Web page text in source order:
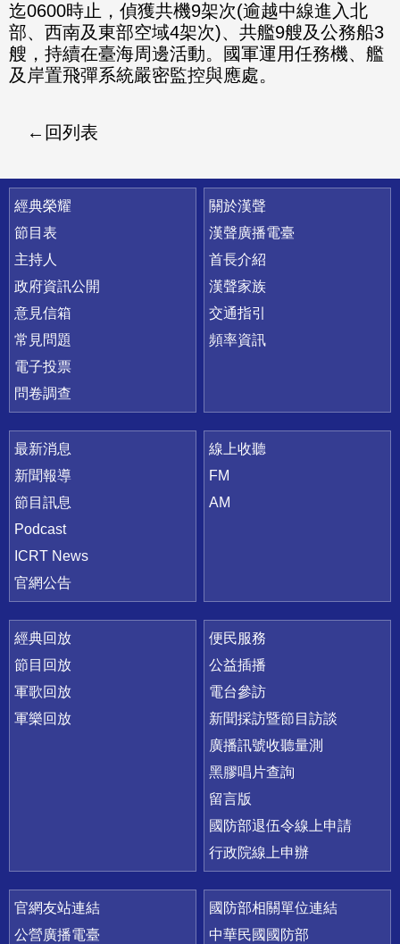
迄0600時止，偵獲共機9架次(逾越中線進入北
部、西南及東部空域4架次)、共艦9艘及公務船3
艘，持續在臺海周邊活動。國軍運用任務機、艦
及岸置飛彈系統嚴密監控與應處。
回列表
快速連結
經典榮耀
節目表
主持人
政府資訊公開
意見信箱
常見問題
電子投票
問卷調查
關於漢聲
漢聲廣播電臺
首長介紹
漢聲家族
交通指引
頻率資訊
最新消息
新聞報導
節目訊息
Podcast
ICRT News
官網公告
線上收聽
FM
AM
經典回放
節目回放
軍歌回放
軍樂回放
便民服務
公益插播
電台參訪
新聞採訪暨節目訪談
廣播訊號收聽量測
黑膠唱片查詢
留言版
國防部退伍令線上申請
行政院線上申辦
官網友站連結
公營廣播電臺
國防部相關單位連結
中華民國國防部